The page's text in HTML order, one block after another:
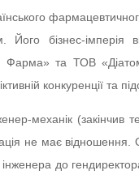
Його бізнес-імперія
та ТОВ
конкуренції та
механік (закінчив
не має
до